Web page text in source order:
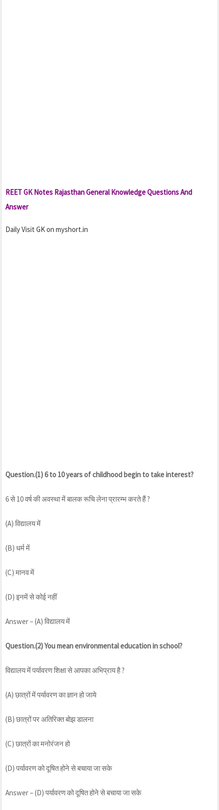
REET GK Notes Rajasthan General Knowledge Questions And
Answer
Daily Visit GK on myshort.in
Question.(1) 6 to 10 years of childhood begin to take interest?
6 से 10 वर्ष की अवस्था में बालक रूचि लेना प्रारम्भ करते हैं ?
(A) विद्यालय में
(B) धर्म में
(C) मानव में
(D) इनमें से कोई नहीं
Answer – (A) विद्यालय में
Question.(2) You mean environmental education in school?
विद्यालय में पर्यावरण शिक्षा से आपका अभिप्राय है ?
(A) छात्रों में पर्यावरण का ज्ञान हो जाये
(B) छात्रों पर अतिरिक्त बोझ डालना
(C) छात्रों का मनोरंजन हो
(D) पर्यावरण को दूषित होने से बचाया जा सके
Answer – (D) पर्यावरण को दूषित होने से बचाया जा सके